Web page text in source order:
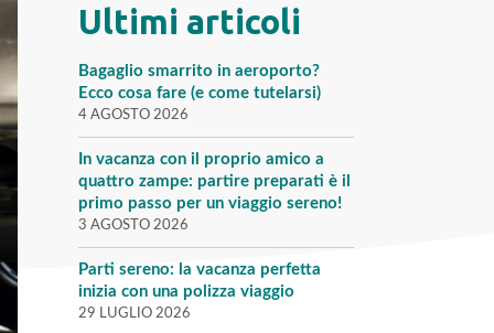
Ultimi articoli
Bagaglio smarrito in aeroporto?
Ecco cosa fare (e come tutelarsi)
4 AGOSTO 2026
In vacanza con il proprio amico a
quattro zampe: partire preparati è il
primo passo per un viaggio sereno!
3 AGOSTO 2026
Parti sereno: la vacanza perfetta
inizia con una polizza viaggio
29 LUGLIO 2026